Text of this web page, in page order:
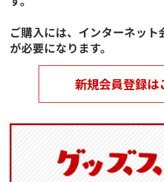
ご購入には、インターネット
が必要になります。
新規会員登録は